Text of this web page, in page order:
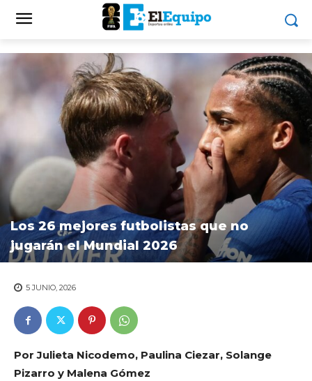
Los 26 mejores futbolistas que no
jugarán el Mundial 2026
5 JUNIO, 2026
Por Julieta Nicodemo, Paulina Ciezar, Solange
Pizarro y Malena Gómez